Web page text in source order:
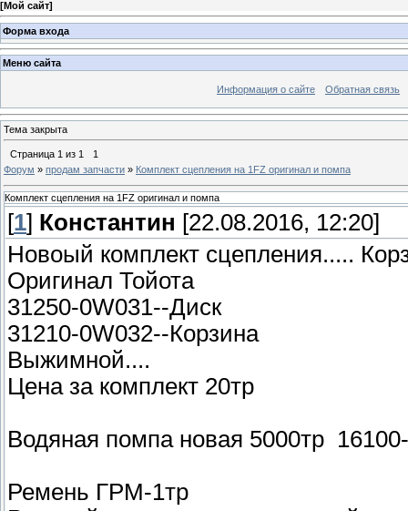
[Мой сайт]
Форма входа
Меню сайта
Информация о сайте Обратная связь
Тема закрыта
Страница 1 из 1
1
Форум » продам запчасти » Комплект сцепления на 1FZ оригинал и помпа
Комплект сцепления на 1FZ оригинал и помпа
[1] Константин [22.08.2016, 12:20]
Новоый комплект сцепления.....
Оригинал Тойота
31250-0W031--Диск
31210-0W032--Корзина
Выжимной....
Цена за комплект 20тр
Водяная помпа новая 5000тр
Ремень ГРМ-1тр